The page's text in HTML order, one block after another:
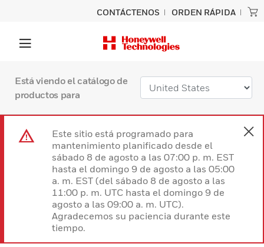
CONTÁCTENOS ORDEN RÁPIDA
Está viendo el catálogo de
productos para
Este sitio está programado para
mantenimiento planificado desde el
sábado 8 de agosto a las 07:00 p. m. EST
hasta el domingo 9 de agosto a las 05:00
a. m. EST (del sábado 8 de agosto a las
11:00 p. m. UTC hasta el domingo 9 de
agosto a las 09:00 a. m. UTC).
Agradecemos su paciencia durante este
tiempo.